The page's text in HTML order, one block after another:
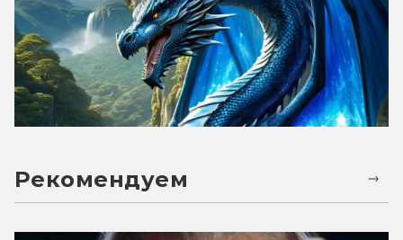
Рекомендуем